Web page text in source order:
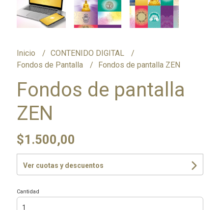
Inicio
CONTENIDO DIGITAL
Fondos de Pantalla
Fondos de pantalla ZEN
Fondos de pantalla
ZEN
$1.500,00
Ver cuotas y descuentos
Cantidad